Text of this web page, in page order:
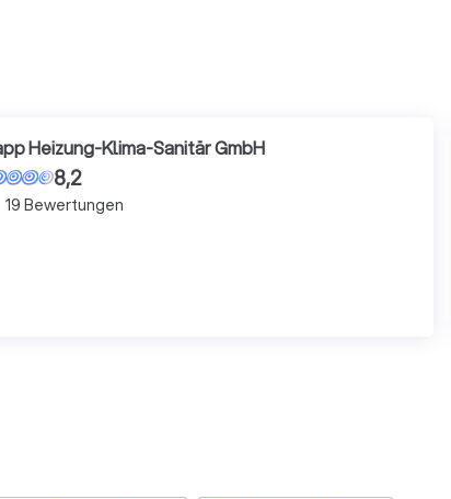
Heizung-Klima-Sanitär GmbH
8,2
19 Bewertungen